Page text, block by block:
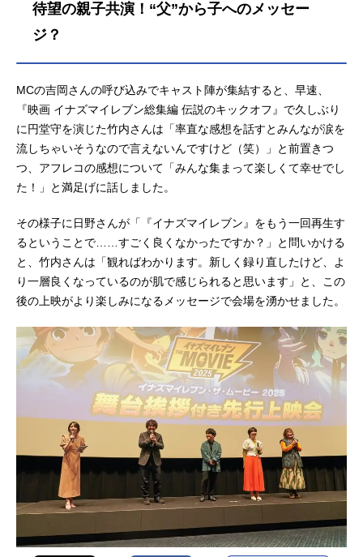
のない環境を求めて長崎にある南雲
し、同世代たちの頂点に君臨する円
堂ハルもまた、サッカーに対する複
雑な想いを抱えていた。そんな2人の
予期せぬ邂逅が、新たなる英雄たち
の扉を開く――。作品名イナズマイ
レブン・ザ・ムービー2025放送形態
劇場版アニメシリーズイナズマイレ
ブンスケジュール2024年12月27日
ブン総集編伝説のキックオフ』円堂
守：竹内順子豪炎寺修也：野島裕史
鬼道有人：吉野裕行アフロディ：三
瓶由...
待望の親子共演！“父”から子へのメッセー
ジ？
MCの吉岡さんの呼び込みでキャスト陣が集結すると、早速、
『映画 イナズマイレブン総集編 伝説のキックオフ』で久しぶり
に円堂守を演じた竹内さんは「率直な感想を話すとみんなが涙を
流しちゃいそうなので言えないんですけど（笑）」と前置きつ
つ、アフレコの感想について「みんな集まって楽しくて幸せでし
た！」と満足げに話しました。
その様子に日野さんが「『イナズマイレブン』をもう一回再生す
るということで……すごく良くなかったですか？」と問いかける
と、竹内さんは「観ればわかります。新しく録り直したけど、よ
り一層良くなっているのが肌で感じられると思います」と、この
後の上映がより楽しみになるメッセージで会場を湧かせました。